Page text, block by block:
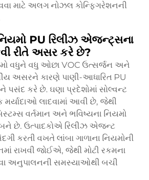
માટે અલગ નોઝલ કોન્ફિગરેશનની
PU રિલીઝ એજન્ટ્સના
રીતે અસર કરે છે?
વધુને વધુ ઓછા VOC ઉત્સર્જન અને
અસરને કારણે પાણી-આધારિત PU
કરે છે. ઘણા પ્રદેશોમાં સોલ્વન્ટ
લાદવામાં આવી છે, જેથી
વર્તમાન અને ભવિષ્યના નિયમો
છે. ઉત્પાદકોએ રિલીઝ એજન્ટ
કરતી વખતે લાંબા ગાળાના નિયમોની
રાખવી જોઈએ, જેથી મોટી રકમના
અનુપાલનની સમસ્યાઓથી બચી